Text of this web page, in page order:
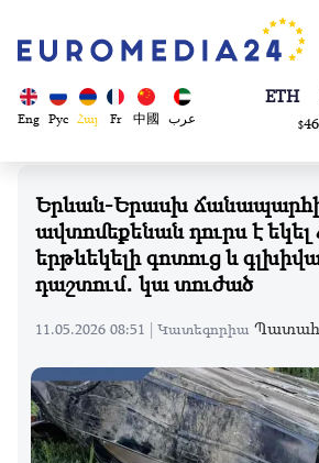
Eng Рус Հայ Fr 中國 عرب
ADA
ETH
$
Երևան-Երասխ
ավտոմեքենան դուրս է
երթևեկելի գոտուց և
դաշտում․ կա տուժած
11.05.2026 08:51 | Կատեգորիա